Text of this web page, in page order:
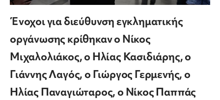
Ένοχοι για διεύθυνση εγκληματικής
οργάνωσης κρίθηκαν ο Νίκος
Μιχαλολιάκος, ο Ηλίας Κασιδιάρης, ο
Γιάννης Λαγός, ο Γιώργος Γερμενής, ο
Ηλίας Παναγιώταρος, ο Νίκος Παππάς